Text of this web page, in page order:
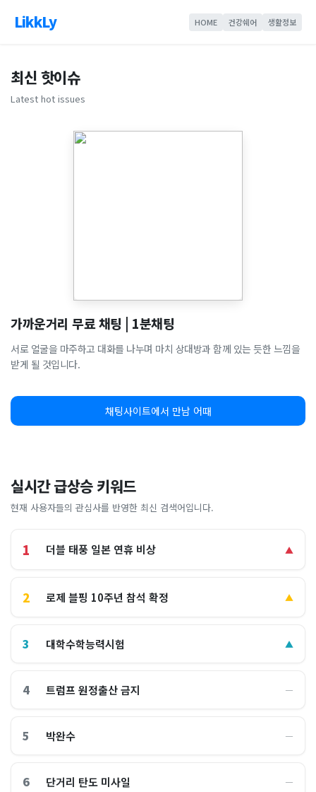
LikkLy HOME 건강쉐어 생활정보
최신 핫이슈
Latest hot issues
가까운거리 무료 채팅 | 1분채팅
서로 얼굴을 마주하고 대화를 나누며 마치 상대방과 함께 있는 듯한 느낌을
받게 될 것입니다.
채팅사이트에서 만남 어때
실시간 급상승 키워드
현재 사용자들의 관심사를 반영한 최신 검색어입니다.
1 더블 태풍 일본 연휴 비상 ▲
2 로제 블핑 10주년 참석 확정 ▲
3 대학수학능력시험 ▲
4 트럼프 원정출산 금지 ―
5 박완수 ―
6 단거리 탄도 미사일 ―